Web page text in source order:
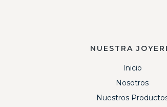
NUESTRA
Inicio
Nosotros
Nuestros